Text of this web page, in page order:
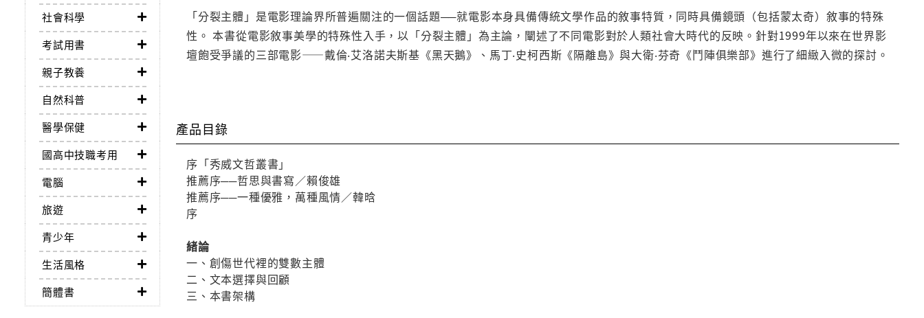
社會科學
考試用書
親子教養
自然科普
醫學保健
國高中技職考用
電腦
旅遊
青少年
生活風格
簡體書
「分裂主體」是電影理論界所普遍關注的一個話題──就電影本身具備傳統文學作品的敘事特質，同時具備鏡頭（包括蒙太奇）敘事的特殊
性。 本書從電影敘事美學的特殊性入手，以「分裂主體」為主論，闡述了不同電影對於人類社會大時代的反映。針對1999年以來在世界影
壇飽受爭議的三部電影——戴倫‧艾洛諾夫斯基《黑天鵝》、馬丁‧史柯西斯《隔離島》與大衛‧芬奇《鬥陣俱樂部》進行了細緻入微的探討。
產品目錄
序「秀威文哲叢書」
推薦序──哲思與書寫／賴俊雄
推薦序──一種優雅，萬種風情／韓晗
序
緒論
一、創傷世代裡的雙數主體
二、文本選擇與回顧
三、本書架構